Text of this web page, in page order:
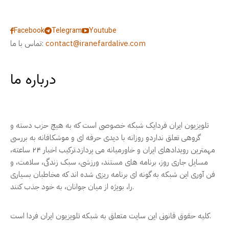
Facebook Telegram
Youtube
تماس با ما: contact@iranefardalive.com
درباره ما
تلویزیون ایران فردایک شبکه خصوصی است که به هیچ حزب دسته و
گروهی تعلق نداردو روزانه با دیدی حرفه ای و موشکافانه به بررسی
مهمترین رویدادهای ایران و خاورمیانه می پردازد.ترکیب اخبار ۲۴ ساعته،
مسایل جاری روز، برنامه های مستند، ورزشی، سبک زندگی، سلامت، و
فن آوری این شبکه به گونه ای برنامه ریزی شده اند که مخاطبان بسیاری
را، بویژه از میان جوانان، به خود جذب کنند.
کلیه حقوق قانونی این سایت متعلق به شبکه تلویزیون ایران فردا است.